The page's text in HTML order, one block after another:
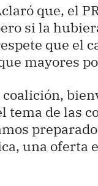
que, el
si la
que el
mayores
coalición,
tema de las
una oferta